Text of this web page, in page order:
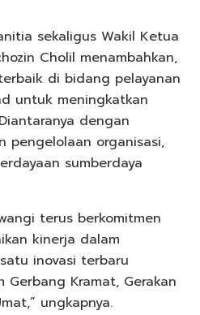
sekaligus Wakil Ketua
Cholil menambahkan,
di bidang pelayanan
untuk meningkatkan
dengan
pengelolaan organisasi,
sumberdaya
terus berkomitmen
kinerja dalam
inovasi terbaru
Kramat, Gerakan
ungkapnya.